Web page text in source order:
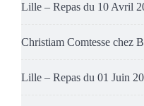
Lille – Repas du 10 Avril
Christiam Comtesse chez
Lille – Repas du 01 Juin